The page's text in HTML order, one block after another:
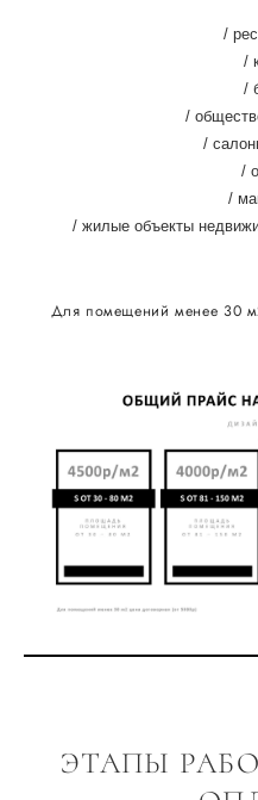
/
/
/
/
/
/
/
/ жилые объекты
Для помещений менее 30
ЭТАПЫ